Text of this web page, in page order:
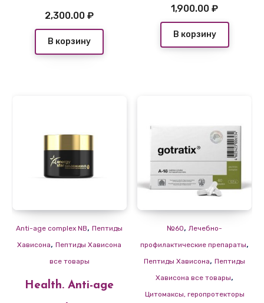
2,300.00₽
В корзину
1,900.00₽
В корзину
Anti-age complex NB,Пептиды
Хависона,Пептиды Хависона
все товары
Health. Anti-age
№60,Лечебно-
профилактические препараты,
Пептиды Хависона,Пептиды
Хависона все товары,
Цитомаксы, геропротекторы